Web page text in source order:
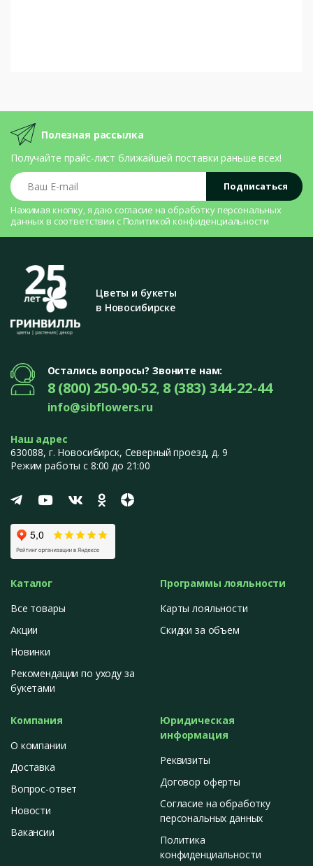
Полезная рассылка
Получайте прайс-лист ближайшей поставки раньше всех!
Ваш E-mail
Подписаться
Нажимая кнопку, я даю согласие на обработку персональных
данных в соответствии с Политикой конфиденциальности
Цветы и букеты
в Новосибирске
Остались вопросы? Звоните нам:
8 (800) 250-90-52, 8 (383) 344-22-44
info@sibflowers.ru
Наш адрес
630088, г. Новосибирск, Северный проезд, д. 9
Режим работы с 8:00 до 21:00
Каталог
Все товары
Акции
Новинки
Рекомендации по уходу за
букетами
Программы лояльности
Карты лояльности
Скидки за объем
Компания
О компании
Доставка
Вопрос-ответ
Новости
Вакансии
Юридическая
информация
Реквизиты
Договор оферты
Согласие на обработку
персональных данных
Политика
конфиденциальности